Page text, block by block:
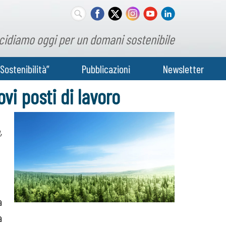
oggi per un domani sostenibile
Pubblicazioni Newsletter
posti di lavoro